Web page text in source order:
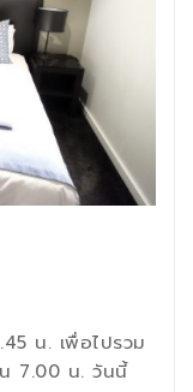
น. เพื่อไปรวม
7.00 น. วันนี้